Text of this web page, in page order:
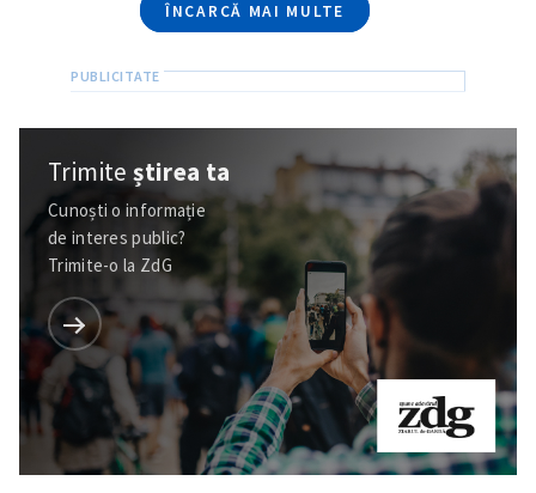
ÎNCARCĂ MAI MULTE
Trimiteștirea ta
Cunoști o informație
de interes public?
Trimite-o la ZdG